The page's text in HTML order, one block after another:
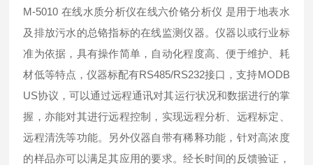
M-5010 在线水质分析仪在线六价铬分析仪 是用于地表水
及排放污水的总铬指标的在线监测仪器。仪器以或行业标
准为依据，具有操作简单，自动化程度高、便于维护、耗
材低等特点，仪器标配有RS485/RS232接口，支持MODB
US协议，可以通过远程通讯对其运行状况和数据进行的掌
握，亦能对其进行远程控制，实现远程分析、远程标定、
远程清洗等功能。另外仪器自带有稀释功能，针对高浓度
的样品亦可以满足其应用的要求。经长时间的反馈验证，